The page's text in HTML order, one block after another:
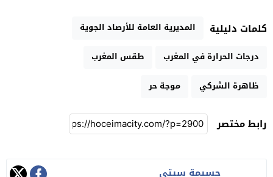
كلمات دليلية
المديرية العامة للأرصاد الجوية
درجات الحرارة في المغرب
طقس المغرب
ظاهرة الشركي
موجة حر
رابط مختصر
حسيمة سيتي